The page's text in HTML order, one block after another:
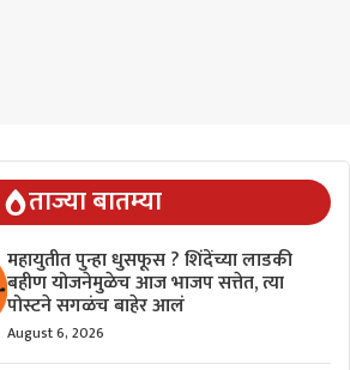
ताज्या बातम्या
महायुतीत पुन्हा धुसफूस ? शिंदेंच्या लाडकी
बहीण योजनेमुळेच आज भाजप सत्तेत, त्या
पोस्टने सगळंच बाहेर आलं
August 6, 2026